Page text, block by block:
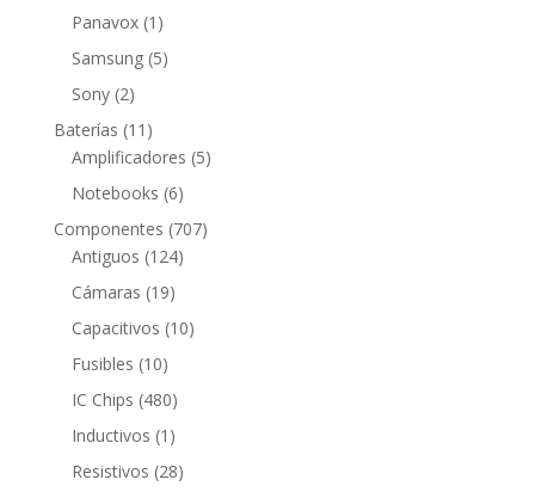
Panavox 1 1
producto
Samsung 55
Sony 22
productos
Baterías 11 11
productos
Amplificadores 55
Notebooks 66
productos
Componentes 707707
Antiguos 124124
Cámaras 1919
productos
Capacitivos 1010
Fusibles 1010
productos
IC Chips 480480
productos
Inductivos 1 1
producto
Resistivos 2828